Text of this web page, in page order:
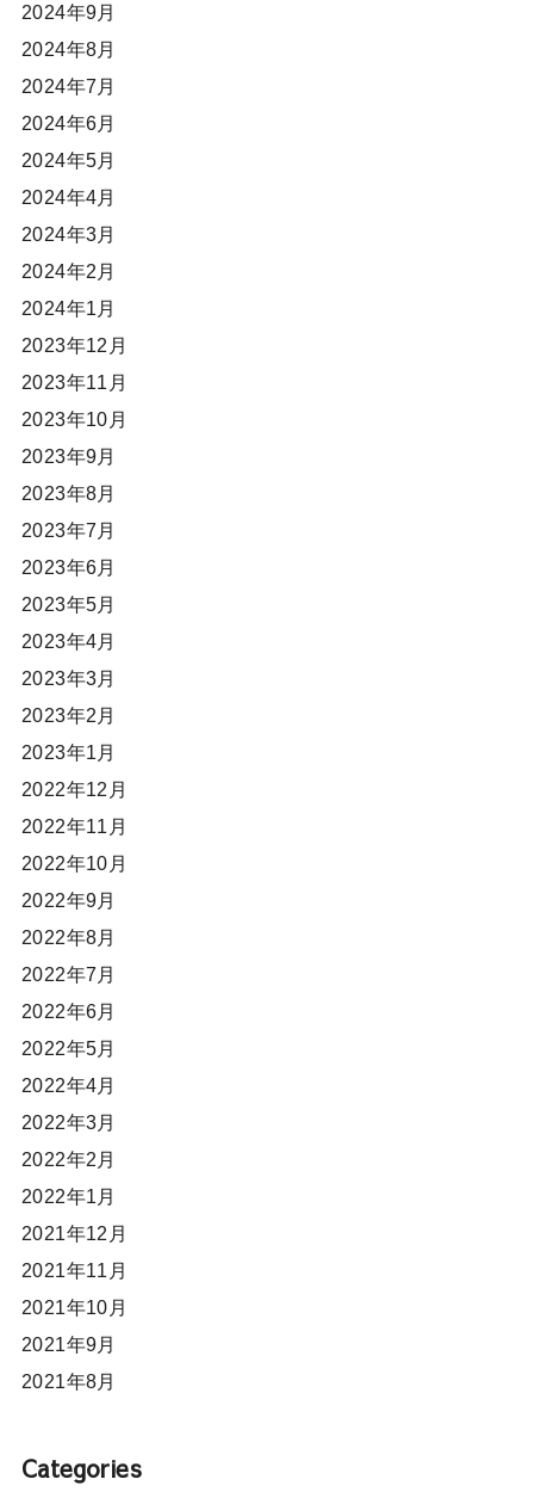
2024年9月
2024年8月
2024年7月
2024年6月
2024年5月
2024年4月
2024年3月
2024年2月
2024年1月
2023年12月
2023年11月
2023年10月
2023年9月
2023年8月
2023年7月
2023年6月
2023年5月
2023年4月
2023年3月
2023年2月
2023年1月
2022年12月
2022年11月
2022年10月
2022年9月
2022年8月
2022年7月
2022年6月
2022年5月
2022年4月
2022年3月
2022年2月
2022年1月
2021年12月
2021年11月
2021年10月
2021年9月
2021年8月
Categories